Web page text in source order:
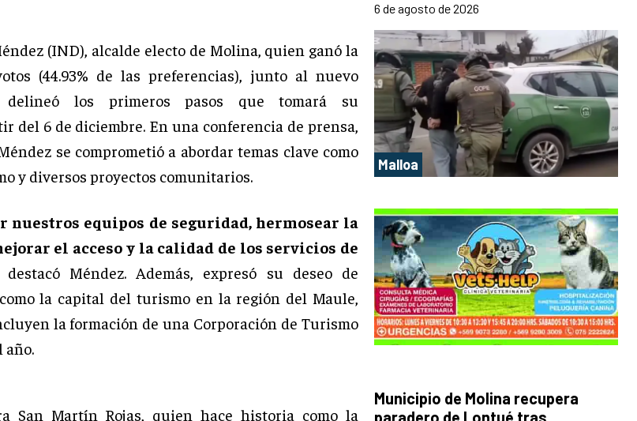
(IND), alcalde electo de Molina, quien ganó la
(44.93% de las preferencias), junto al nuevo
delineó los primeros pasos que tomará su
del 6 de diciembre. En una conferencia de prensa,
se comprometió a abordar temas clave como
y diversos proyectos comunitarios.
nuestros equipos de seguridad, hermosear la
el acceso y la calidad de los servicios de
destacó Méndez. Además, expresó su deseo de
la capital del turismo en la región del Maule,
la formación de una Corporación de Turismo
año.
San Martín Rojas, quien hace historia como la
6 de agosto de 2026
Malloa
Municipio de Molina recupera